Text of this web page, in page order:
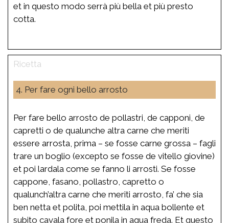
et in questo modo serrà più bella et più presto
cotta.
4. Per fare ogni bello arrosto
Per fare bello arrosto de pollastri, de capponi, de
capretti o de qualunche altra carne che meriti
essere arrosta, prima – se fosse carne grossa – fagli
trare un boglio (excepto se fosse de vitello giovine)
et poi lardala come se fanno li arrosti. Se fosse
cappone, fasano, pollastro, capretto o
qualunch’altra carne che meriti arrosto, fa’ che sia
ben netta et polita, poi mettila in aqua bollente et
subito cavala fore et ponila in aqua freda. Et questo